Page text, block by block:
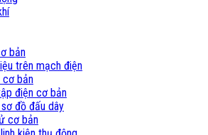
bản
trên mạch điện
cơ bản
điện cơ bản
đồ đấu dây
cơ bản